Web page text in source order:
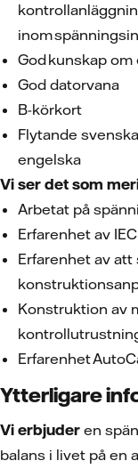
inom
God kunskap
God datorvana
B-körkort
Flytande
engelska
Vi ser det som
Arbetat på
Erfarenhet av
Erfarenhet av
Konstruktion av
Erfarenhet
Ytterligare
Vi erbjuder en
balans i livet på en